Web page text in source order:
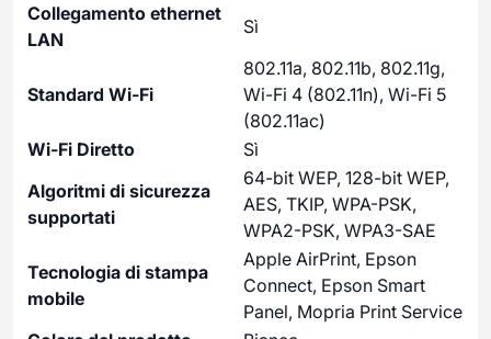
Collegamento ethernet
LAN
Sì
Standard Wi-Fi
802.11a, 802.11b, 802.11g,
Wi-Fi 4 (802.11n), Wi-Fi 5
(802.11ac)
Wi-Fi Diretto
Sì
Algoritmi di sicurezza
supportati
64-bit WEP, 128-bit WEP,
AES, TKIP, WPA-PSK,
WPA2-PSK, WPA3-SAE
Tecnologia di stampa
mobile
Apple AirPrint, Epson
Connect, Epson Smart
Panel, Mopria Print Service